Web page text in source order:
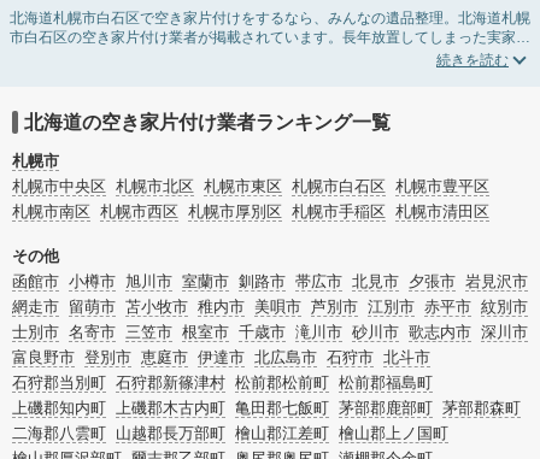
北海道札幌市白石区で空き家片付けをするなら、みんなの遺品整理。北海道札幌
市白石区の空き家片付け業者が掲載されています。長年放置してしまった実家の
片付けや、相続したが住む予定のない親の家の不用品の処分・回収・引き取りま
み条件を利用し検索してみましょう。
また家一軒まるごとの掃除方法・空家対策特別措置法の法改正に伴う空き家の片
付けについての情報も豊富です。
北海道の空き家片付け業者ランキング一覧
札幌市
札幌市中央区 札幌市北区 札幌市東区 札幌市白石区 札幌市豊平区
札幌市南区 札幌市西区 札幌市厚別区 札幌市手稲区 札幌市清田区
その他
函館市 小樽市 旭川市 室蘭市 釧路市 帯広市 北見市 夕張市 岩見沢市
網走市 留萌市 苫小牧市 稚内市 美唄市 芦別市 江別市 赤平市 紋別市
士別市 名寄市 三笠市 根室市 千歳市 滝川市 砂川市 歌志内市 深川市
富良野市 登別市 恵庭市 伊達市 北広島市 石狩市 北斗市
石狩郡当別町 石狩郡新篠津村 松前郡松前町 松前郡福島町
上磯郡知内町 上磯郡木古内町 亀田郡七飯町 茅部郡鹿部町 茅部郡森町
二海郡八雲町 山越郡長万部町 檜山郡江差町 檜山郡上ノ国町